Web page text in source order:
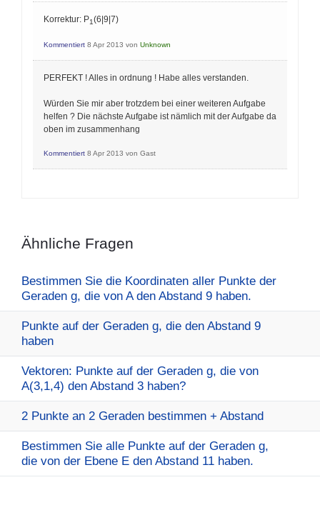
Korrektur: P1(6|9|7)
Kommentiert 8 Apr 2013 von Unknown
PERFEKT ! Alles in ordnung ! Habe alles verstanden.
Würden Sie mir aber trotzdem bei einer weiteren Aufgabe
helfen ? Die nächste Aufgabe ist nämlich mit der Aufgabe da
oben im zusammenhang
Kommentiert 8 Apr 2013 von Gast
Ähnliche Fragen
Bestimmen Sie die Koordinaten aller Punkte der
Geraden g, die von A den Abstand 9 haben.
Punkte auf der Geraden g, die den Abstand 9
haben
Vektoren: Punkte auf der Geraden g, die von
A(3,1,4) den Abstand 3 haben?
2 Punkte an 2 Geraden bestimmen + Abstand
Bestimmen Sie alle Punkte auf der Geraden g,
die von der Ebene E den Abstand 11 haben.